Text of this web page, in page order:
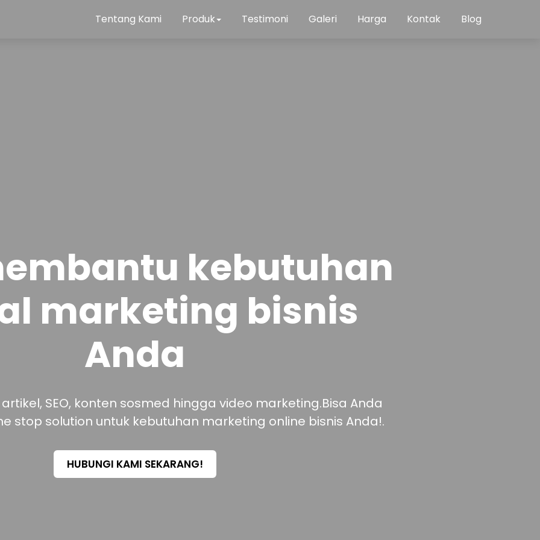
Tentang Kami Produk Testimoni Galeri Harga Kontak Blog
kebutuhan
marketing bisnis
Anda
SEO, konten sosmed hingga video marketing.Bisa Anda
stop solution untuk kebutuhan marketing online bisnis Anda!.
HUBUNGI KAMI SEKARANG!